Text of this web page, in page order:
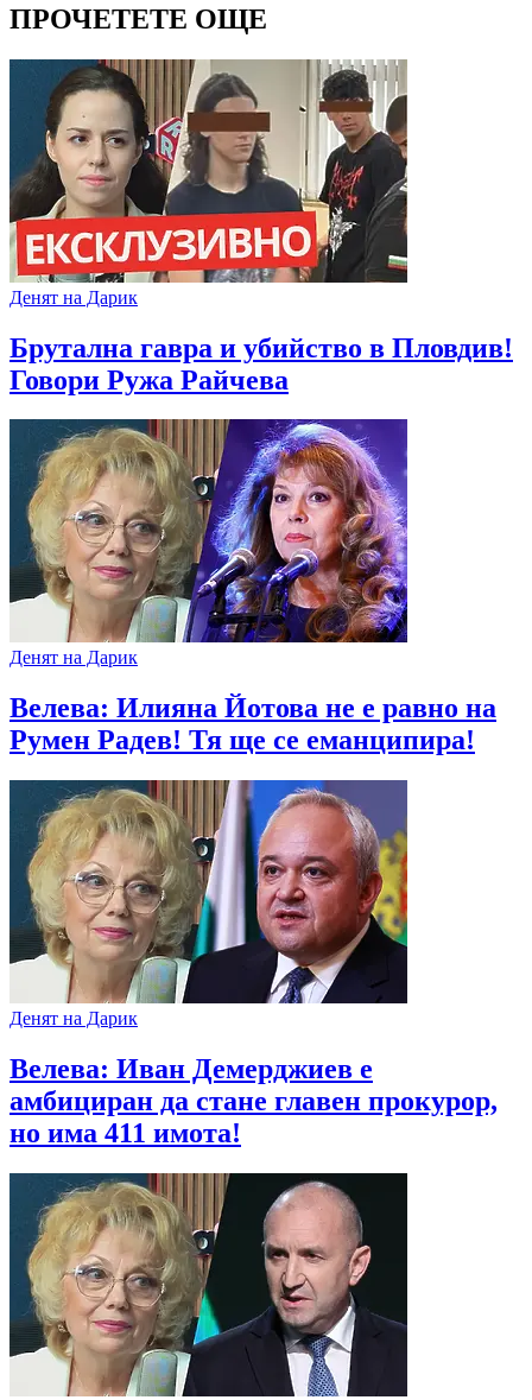
ПРОЧЕТЕТЕ ОЩЕ
Денят на Дарик
Брутална гавра и убийство в Пловдив!
Говори Ружа Райчева
Денят на Дарик
Велева: Илияна Йотова не е равно на
Румен Радев! Тя ще се еманципира!
Денят на Дарик
Велева: Иван Демерджиев е
амбициран да стане главен прокурор,
но има 411 имота!